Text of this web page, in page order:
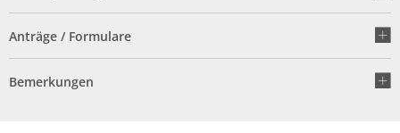
Anträge / Formulare
Bemerkungen